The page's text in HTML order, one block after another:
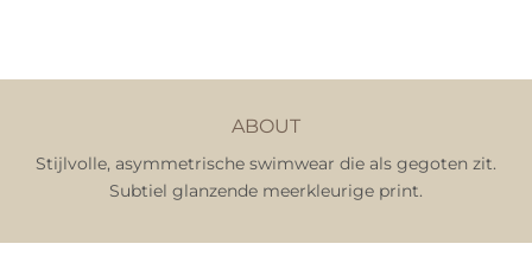
ABOUT
Stijlvolle, asymmetrische swimwear die als gegoten zit.
Subtiel glanzende meerkleurige print.